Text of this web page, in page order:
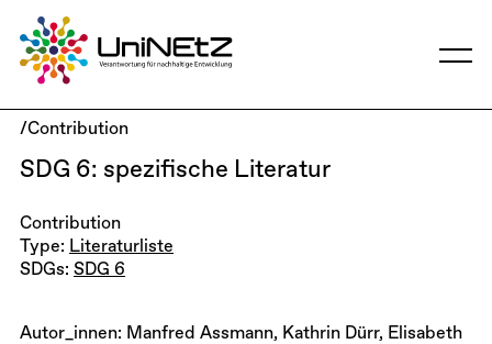
/Contribution
SDG 6: spezifische Literatur
Contribution
Type: Literaturliste
SDGs: SDG 6
Autor_innen: Manfred Assmann, Kathrin Dürr, Elisabeth